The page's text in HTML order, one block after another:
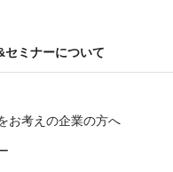
セミナーについて
お考えの企業の方へ